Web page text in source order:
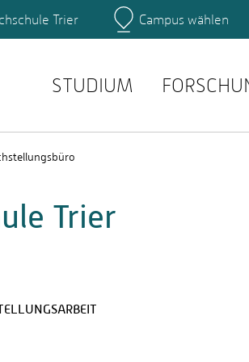
Fachbereiche
Stellenangebote
Trier Campus wählen
STUDIUM
Trier